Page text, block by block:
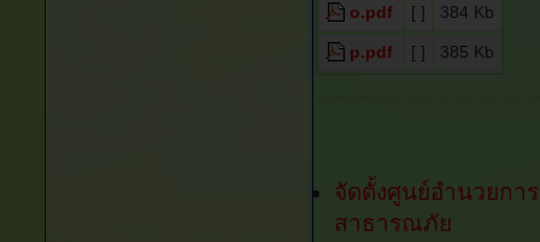
o.pdf [ ] 384 Kb
p.pdf [ ] 385 Kb
จัดตั้งศูนย์อำนวยกา
สาธารณภัย